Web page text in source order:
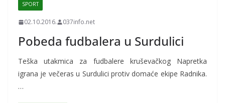
SPORT
02.10.2016. 037info.net
Pobeda fudbalera u Surdulici
Teška utakmica za fudbalere kruševačkog Napretka
igrana je večeras u Surdulici protiv domaće ekipe Radnika.
…